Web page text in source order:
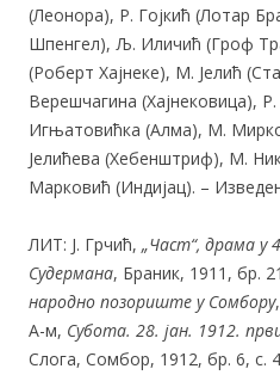
(Леонора), Р. Гојкић (Лотар
Шпенгел), Љ. Иличић (Гроф
(Роберт Хајнеке), М. Јелић
Верешчагина (Хајнековица),
Игњатовићка (Алма), М.
Јелићева (Хебенштриф), М.
Марковић (Индијац). –
ЛИТ: Ј. Грчић, „Част“, драма у
Судермана, Браник, 1911, бр.
народно позориште у Сомбору
А-м, Субота. 28. јан. 1912.
Слога, Сомбор, 1912, бр. 6, с.